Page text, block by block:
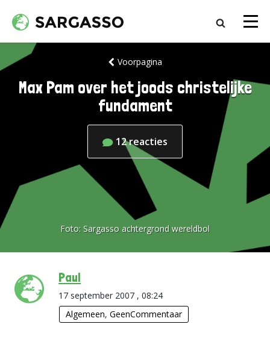
Voorpagina
Max Pam over het joods christelijke
fundament
12reacties
Foto: Sargasso achtergrond wereldbol
Paul
17 september 2007 , 08:24
Algemeen,GeenCommentaar